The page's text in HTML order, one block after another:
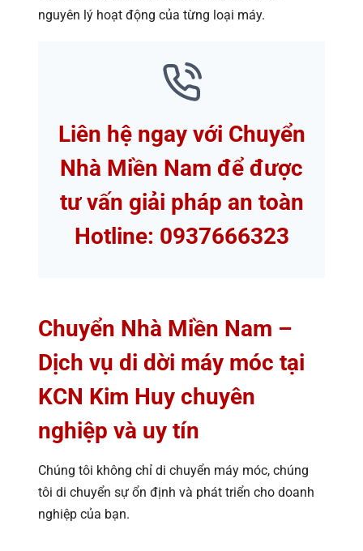
nguyên lý hoạt động của từng loại máy.
Liên hệ ngay với Chuyển
Nhà Miền Nam để được
tư vấn giải pháp an toàn
Hotline: 0937666323
Chuyển Nhà Miền Nam –
Dịch vụ di dời máy móc tại
KCN Kim Huy chuyên
nghiệp và uy tín
Chúng tôi không chỉ di chuyển máy móc, chúng
tôi di chuyển sự ổn định và phát triển cho doanh
nghiệp của bạn.